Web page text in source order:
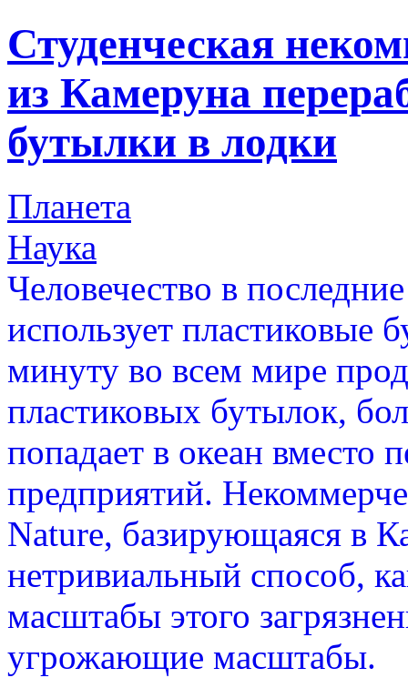
Студенческая
из Камеруна
бутылки в лодки
Планета
Наука
Человечество в
использует пластиковые
минуту во всем мире
пластиковых бутылок,
попадает в океан вместо
предприятий.
Nature, базирующаяся в
нетривиальный способ,
масштабы этого
угрожающие масштабы.